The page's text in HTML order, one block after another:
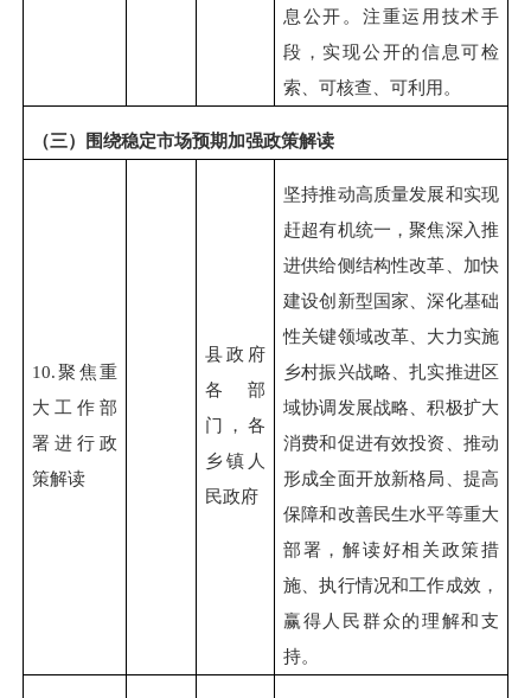
息公开。注重运用技术手
段，实现公开的信息可检
索、可核查、可利用。
（三）围绕稳定市场预期加强政策解读
10.聚焦重
大工作部
署进行政
策解读
县政府
各部
门，各
乡镇人
民政府
坚持推动高质量发展和实现
赶超有机统一，聚焦深入推
进供给侧结构性改革、加快
建设创新型国家、深化基础
性关键领域改革、大力实施
乡村振兴战略、扎实推进区
域协调发展战略、积极扩大
消费和促进有效投资、推动
形成全面开放新格局、提高
保障和改善民生水平等重大
部署，解读好相关政策措
施、执行情况和工作成效，
赢得人民群众的理解和支
持。